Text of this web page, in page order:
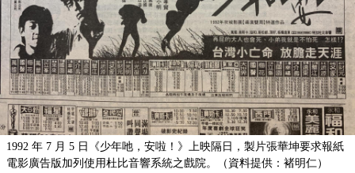
1992 年 7 月 5 日《少年吔，安啦！》上映隔日，製片張華坤要求報紙
電影廣告版加列使用杜比音響系統之戲院。（資料提供：褚明仁）